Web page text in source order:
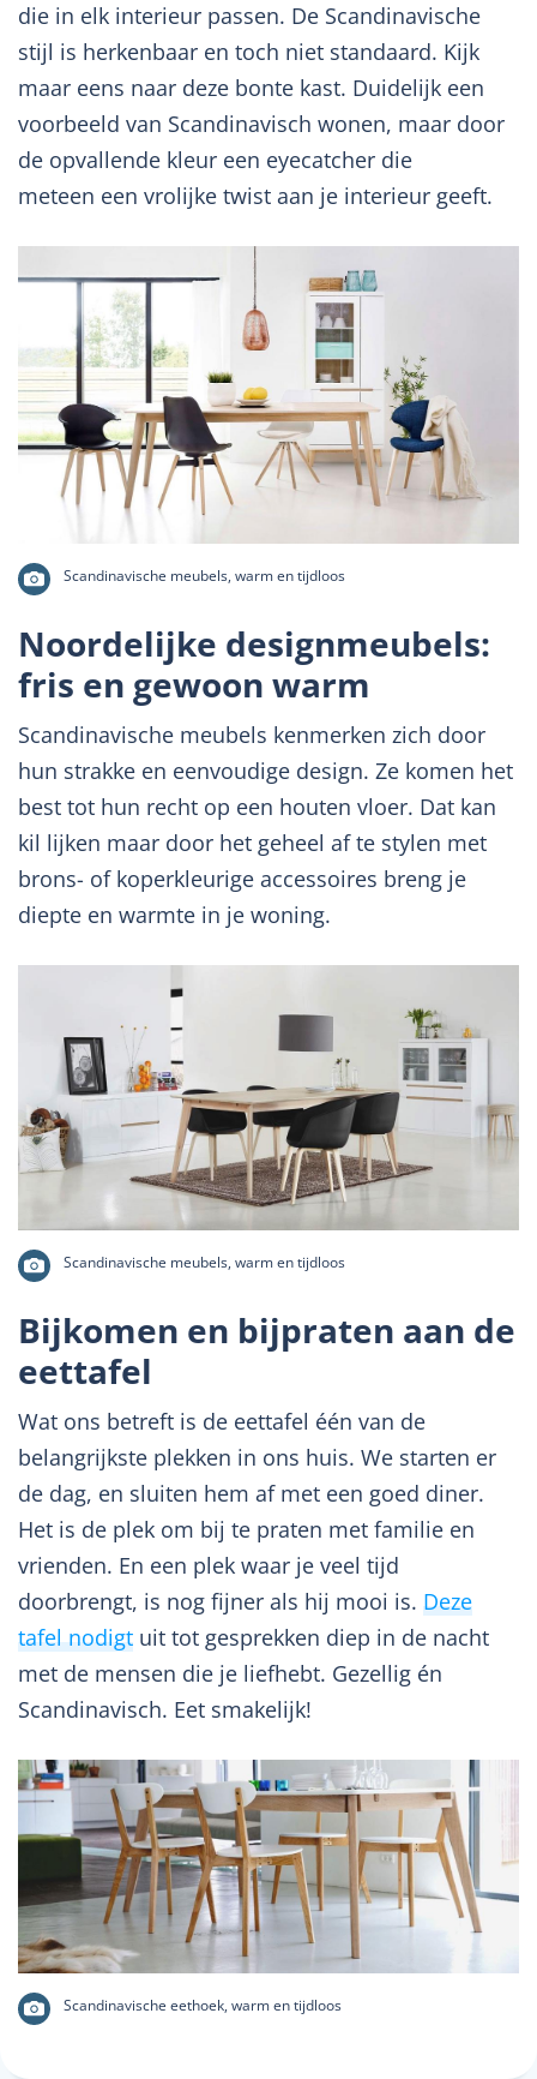
die in elk interieur passen. De Scandinavische
stijl is herkenbaar en toch niet standaard. Kijk
maar eens naar deze bonte kast. Duidelijk een
voorbeeld van Scandinavisch wonen, maar door
de opvallende kleur een eyecatcher die
meteen een vrolijke twist aan je interieur geeft.
Scandinavische meubels, warm en tijdloos
Noordelijke designmeubels:
fris en gewoon warm
Scandinavische meubels kenmerken zich door
hun strakke en eenvoudige design. Ze komen het
best tot hun recht op een houten vloer. Dat kan
kil lijken maar door het geheel af te stylen met
brons- of koperkleurige accessoires breng je
diepte en warmte in je woning.
Scandinavische meubels, warm en tijdloos
Bijkomen en bijpraten aan de
eettafel
Wat ons betreft is de eettafel één van de
belangrijkste plekken in ons huis. We starten er
de dag, en sluiten hem af met een goed diner.
Het is de plek om bij te praten met familie en
vrienden. En een plek waar je veel tijd
doorbrengt, is nog fijner als hij mooi is. Deze
tafel nodigt uit tot gesprekken diep in de nacht
met de mensen die je liefhebt. Gezellig én
Scandinavisch. Eet smakelijk!
Scandinavische eethoek, warm en tijdloos